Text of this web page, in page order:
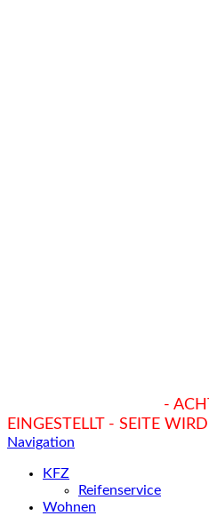
-
EINGESTELLT - SEITE
Navigation
KFZ
Reifenservice
Wohnen